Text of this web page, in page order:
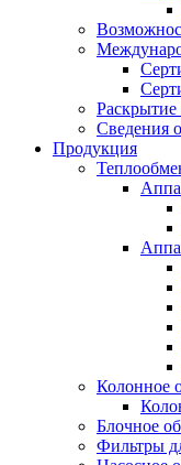
Сведения
Продукция
Колонное
Блочное
Фильтры